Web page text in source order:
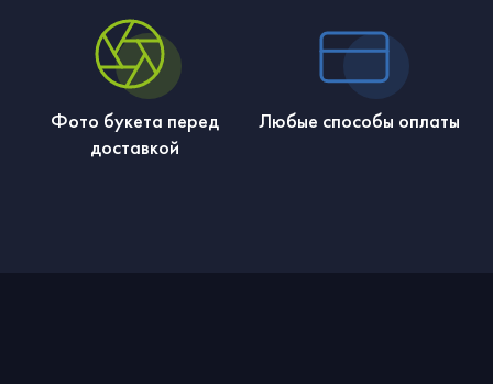
Фото букета перед
доставкой
Любые способы оплаты